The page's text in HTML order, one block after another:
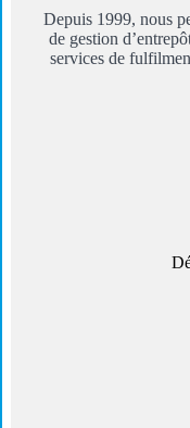
Depuis 1999, nous
de gestion
services de